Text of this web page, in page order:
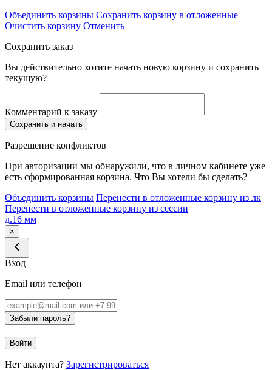
Объединить корзины Сохранить корзину в отложенные
Очистить корзину Отменить
Сохранить заказ
Вы действительно хотите начать новую корзину и сохранить
текущую?
Комментарий к заказу
Сохранить и начать
Разрешение конфликтов
При авторизации мы обнаружили, что в личном кабинете уже
есть сформированная корзина. Что Вы хотели бы сделать?
Объединить корзины Перенести в отложенные корзину из лк
Перенести в отложенные корзину из сессии
д.16 мм
×
Вход
Email или телефон
Забыли пароль?
Войти
Нет аккаунта? Зарегистрироваться